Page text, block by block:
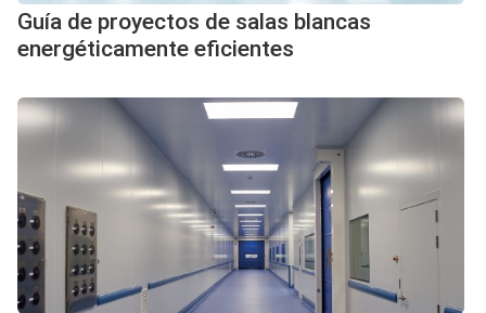
Guía de proyectos de salas blancas
energéticamente eficientes